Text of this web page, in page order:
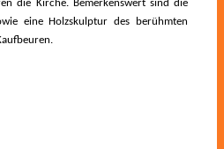
die Kirche. Bemerkenswert sind die
eine Holzskulptur des berühmten